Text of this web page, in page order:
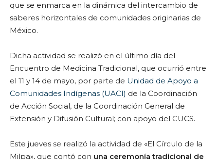
que se enmarca en la dinámica del intercambio de
saberes horizontales de comunidades originarias de
México.
Dicha actividad se realizó en el último día del
Encuentro de Medicina Tradicional, que ocurrió entre
el 11 y 14 de mayo, por parte de Unidad de Apoyo a
Comunidades Indígenas (UACI) de la Coordinación
de Acción Social, de la Coordinación General de
Extensión y Difusión Cultural; con apoyo del CUCS.
Este jueves se realizó la actividad de «El Círculo de la
Milpa», que contó con una ceremonía tradicional de